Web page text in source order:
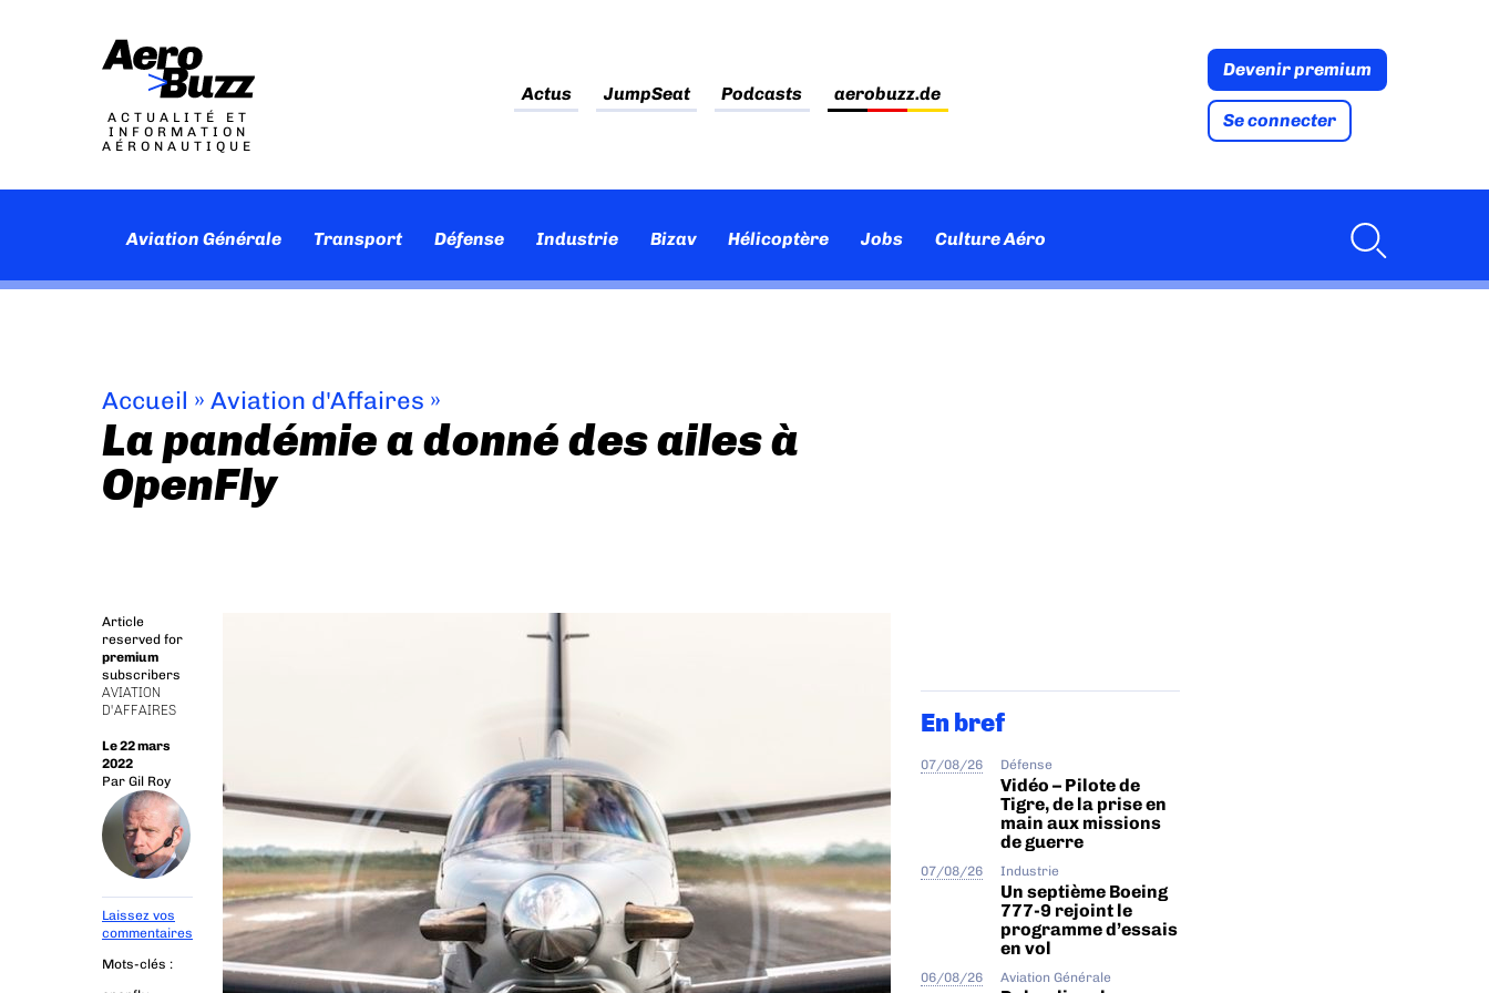
ACTUALITÉ ET
INFORMATION
AÉRONAUTIQUE
Actus JumpSeat Podcasts aerobuzz.de
Devenir premium
Se connecter
Aviation Générale Transport Défense Industrie Bizav Hélicoptère Jobs Culture Aéro
Accueil » Aviation d'Affaires »
La pandémie a donné des ailes à
OpenFly
Article
reserved for
premium
subscribers
AVIATION
D'AFFAIRES
Le 22 mars
2022
Par Gil Roy
Laissez vos
commentaires
Mots-clés :
En bref
07/08/26 Défense
Vidéo – Pilote de
Tigre, de la prise en
main aux missions
de guerre
07/08/26 Industrie
Un septième Boeing
777-9 rejoint le
programme d’essais
en vol
06/08/26 Aviation Générale